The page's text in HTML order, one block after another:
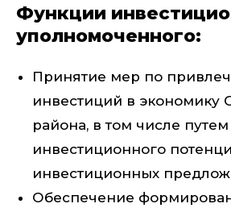
Функции
уполномоченного:
Принятие мер по
инвестиций в экономику
района, в том числе
инвестиционного
инвестиционных
Обеспечение